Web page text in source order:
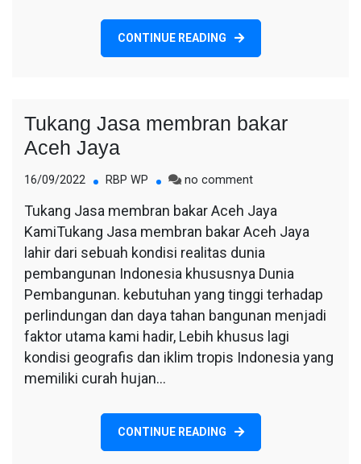
CONTINUE READING
Tukang Jasa membran bakar
Aceh Jaya
16/09/2022 RBP WP no commenton
Jasa
membran
bakar
Jaya
Tukang Jasa membran bakar Aceh Jaya
KamiTukang Jasa membran bakar Aceh Jaya
lahir dari sebuah kondisi realitas dunia
pembangunan Indonesia khususnya Dunia
Pembangunan. kebutuhan yang tinggi terhadap
perlindungan dan daya tahan bangunan menjadi
faktor utama kami hadir, Lebih khusus lagi
kondisi geografis dan iklim tropis Indonesia yang
memiliki curah hujan…
CONTINUE READING